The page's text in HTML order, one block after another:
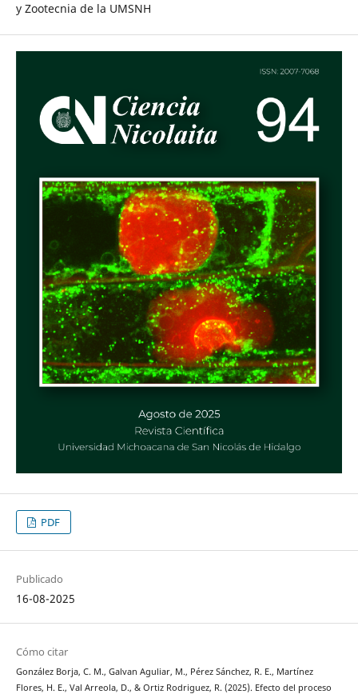
y Zootecnia de la UMSNH
PDF
Publicado
16-08-2025
Cómo citar
González Borja, C. M., Galvan Aguliar, M., Pérez Sánchez, R. E., Martínez
Flores, H. E., Val Arreola, D., & Ortiz Rodriguez, R. (2025). Efecto del proceso